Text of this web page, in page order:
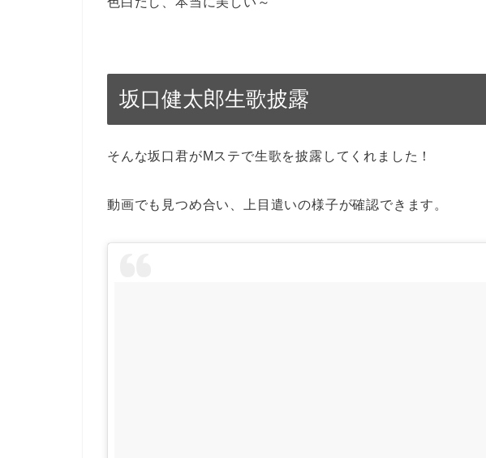
坂口健太郎生歌披露
そんな坂口君がMステで生歌を披露してくれました！
動画でも見つめ合い、上目遣いの様子が確認できます。